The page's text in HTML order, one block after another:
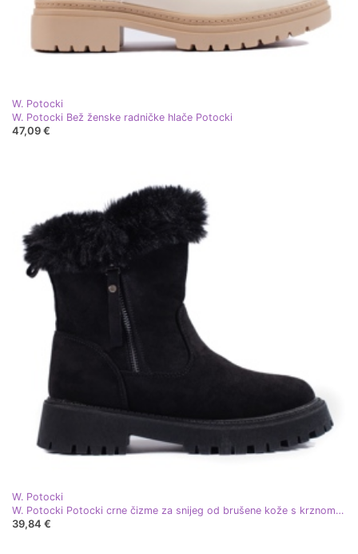
W. Potocki
W. Potocki Bež ženske radničke hlače Potocki
47,09 €
W. Potocki
W. Potocki Potocki crne čizme za snijeg od brušene kože s krznom crna
39,84 €